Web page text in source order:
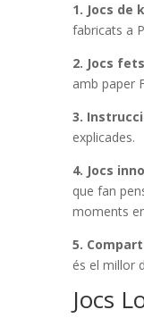
1. Jocs de
fabricats a
2. Jocs
amb paper
3.
explicades.
4. Jocs
que fan
moments
5.
és el millor
Jocs